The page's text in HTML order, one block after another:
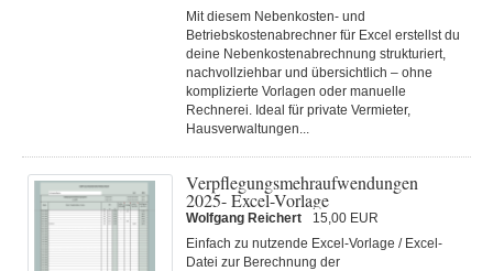
Mit diesem Nebenkosten- und
Betriebskostenabrechner für Excel erstellst du
deine Nebenkostenabrechnung strukturiert,
nachvollziehbar und übersichtlich – ohne
komplizierte Vorlagen oder manuelle
Rechnerei. Ideal für private Vermieter,
Hausverwaltungen...
Verpflegungsmehraufwendungen
2025- Excel-Vorlage
Wolfgang Reichert
15,00 EUR
Einfach zu nutzende Excel-Vorlage / Excel-
Datei zur Berechnung der